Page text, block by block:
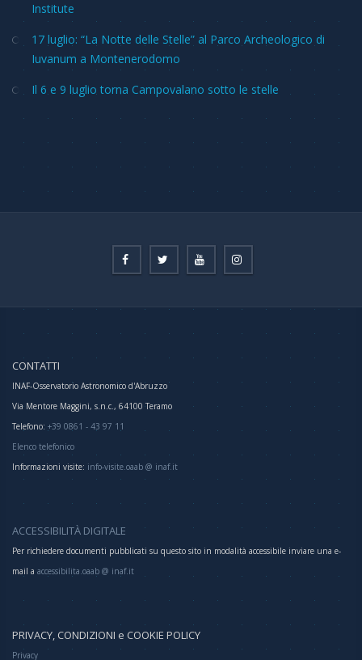
Institute
17 luglio: “La Notte delle Stelle” al Parco Archeologico di
Iuvanum a Montenerodomo
Il 6 e 9 luglio torna Campovalano sotto le stelle
CONTATTI
INAF-Osservatorio Astronomico d'Abruzzo
Via Mentore Maggini, s.n.c., 64100 Teramo
Telefono: +39 0861 - 43 97 11
Elenco telefonico
Informazioni visite: info-visite.oaab @ inaf.it
ACCESSIBILITÀ DIGITALE
Per richiedere documenti pubblicati su questo sito in modalità accessibile inviare una e-
mail a accessibilita.oaab @ inaf.it
PRIVACY, CONDIZIONI e COOKIE POLICY
Privacy